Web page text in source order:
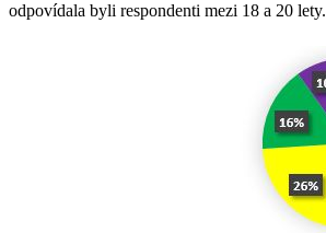
odpovídala byli respondenti mezi 18 a 20 lety.